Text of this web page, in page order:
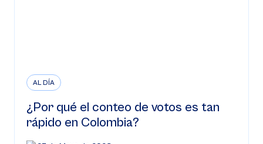
AL DÍA
¿Por qué el conteo de votos es tan
rápido en Colombia?